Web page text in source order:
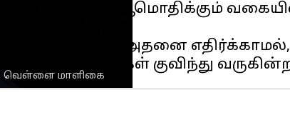
வெள்ளை மாளிகை
மறுமொழியை ஆமொதிக்கும்
பதிவிடும் போது அதனை